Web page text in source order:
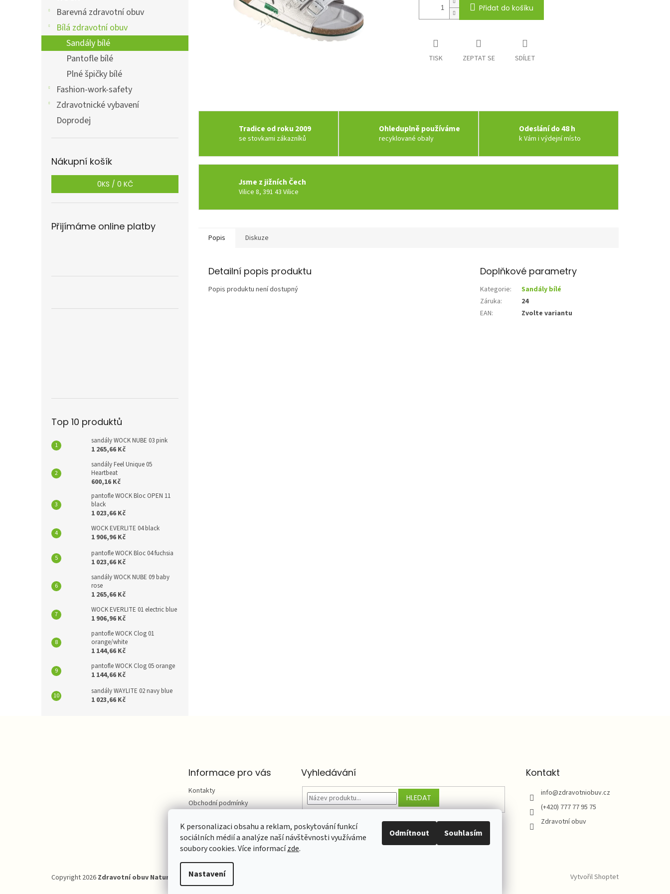
K personalizaci obsahu a reklam, poskytování funkcí
sociálních médií a analýze naší návštěvnosti využíváme
soubory cookies. Více informacízde.
Nastavení
Odmítnout Souhlasím
l
Barevná zdravotní obuv
Bílá zdravotní obuv
Sandály bílé
Pantofle bílé
Plné špičky bílé
Fashion-work-safety
Zdravotnické vybavení
Doprodej
Nákupní košík
0KS / 0 KČ
Přijímáme online platby
Top 10 produktů
sandály WOCK NUBE 03 pink
1 265,66 Kč
sandály Feel Unique 05
Heartbeat
600,16 Kč
pantofle WOCK Bloc OPEN 11
black
1 023,66 Kč
WOCK EVERLITE 04 black
1 906,96 Kč
pantofle WOCK Bloc 04 fuchsia
1 023,66 Kč
sandály WOCK NUBE 09 baby
rose
1 265,66 Kč
WOCK EVERLITE 01 electric blue
1 906,96 Kč
pantofle WOCK Clog 01
orange/white
1 144,66 Kč
pantofle WOCK Clog 05 orange
1 144,66 Kč
sandály WAYLITE 02 navy blue
1 023,66 Kč
Přidat do košíku
TISK ZEPTAT SE SDÍLET
Tradice od roku 2009
se stovkami zákazníků
Ohleduplně používáme
recyklované obaly
Odeslání do 48 h
k Vám i výdejní místo
Jsme z jižních Čech
Vilice 8, 391 43 Vilice
Popis Diskuze
Detailní popis produktu
Popis produktu není dostupný
Doplňkové parametry
Kategorie:
Sandály bílé
Záruka:
24
EAN: Zvolte variantu
Informace pro vás
Kontakty
Obchodní podmínky
údajů
Hodnocení obchodu
Vyhledávání
HLEDAT
Kontakt
info@zdravotniobuv.cz
(+420) 777 77 95 75
Zdravotní obuv
Vytvořil Shoptet
Copyright 2026 Zdravotní obuv Natur Comfort. Všechna práva vyhrazena.